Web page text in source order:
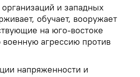
и западных
обучает, вооружает
на юго-востоке
агрессию против
напряженности и